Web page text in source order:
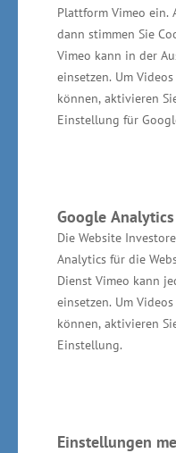
Plattform Vimeo ein.
dann stimmen Sie
Vimeo kann in der
einsetzen. Um
können, aktivieren
Einstellung für
Google Analytics
Die Website
Analytics für die
Dienst Vimeo kann
einsetzen. Um
können, aktivieren
Einstellung.
Einstellungen
für Weiterbildung
verbessert. Die
genutzt werden“,
Arbeitsminister
Minister die
Förderperiode
Sozialfonds (ESF)
der
In der aktuellen
über 14.000